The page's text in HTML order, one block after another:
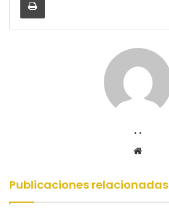
. .
Sitio
Publicaciones relacionadas